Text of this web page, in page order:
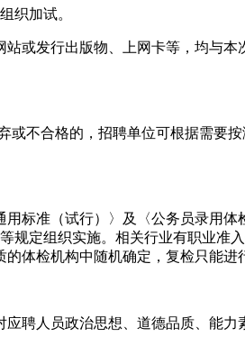
织加试。
或发行出版物、上网卡等，均与本
不合格的，招聘单位可根据需要按
标准（试行）〉及〈公务员录用体
规定组织实施。相关行业有职业准
体检机构中随机确定，复检只能进
聘人员政治思想、道德品质、能力